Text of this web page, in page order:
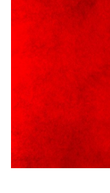
5 Αυγούστου 2026
Γρεβενά:
εξοπλισμού
ΑΗ ΛΑΟΣ | 5
5 Αυγούστου 2026
41η Γιορτή Κρασιού
5 Αυγούστου 2026